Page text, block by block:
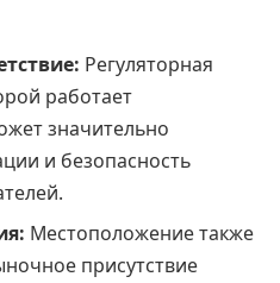
Регуляторная
работает
значительно
и безопасность
Местоположение также
присутствие